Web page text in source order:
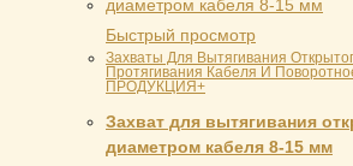
Быстрый просмотр
Захваты Для Вытягивания
Протягивания Кабеля И
ПРОДУКЦИЯ+
Захват для вытягивания
диаметром кабеля 8-15 мм